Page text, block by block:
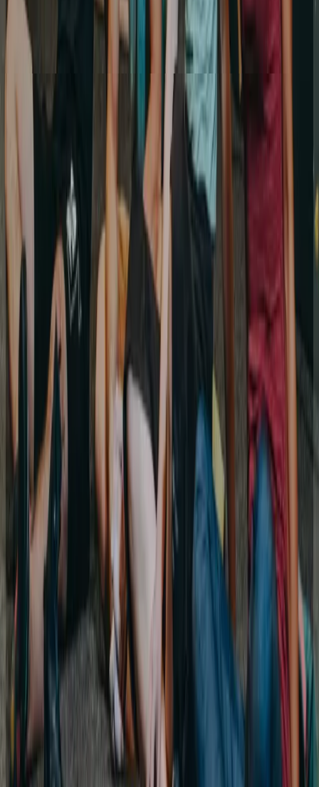
Espace TOTEM situé à Meyrin (GE), près de Genève, du
Grand-Saconnex et du CERN.
· 680 avis Halle ansehen
GE
TOTEMVernier
Espace TOTEM situé à Vernier (GE), près de Genève,
Meyrin et du Lignon.
· 520 avis Halle ansehen
TOTEM
Espace TOTEM situé à Versoix (GE), près de Genève,
Coppet et Bellevue.
4.5 · 390 avis →
Ecublens
Espace TOTEM situé à Ecublens (VD), près de
Lausanne, Morges, l'EPFL et l'UNIL.
4.6 Halle ansehen